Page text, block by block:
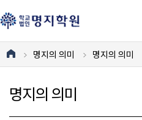
명지의 의미 명지의 의미
명지의 의미